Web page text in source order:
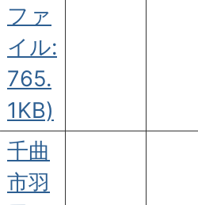
ファ
イル:
765.
1KB)
千曲
市羽